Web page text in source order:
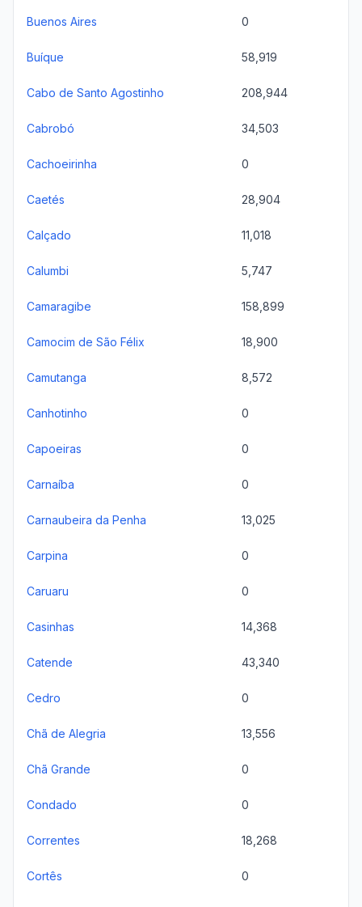
Buenos Aires 0
Buíque 58,919
Cabo de Santo Agostinho 208,944
Cabrobó 34,503
Cachoeirinha 0
Caetés 28,904
Calçado 11,018
Calumbi 5,747
Camaragibe 158,899
Camocim de São Félix 18,900
Camutanga 8,572
Canhotinho 0
Capoeiras 0
Carnaíba 0
Carnaubeira da Penha 13,025
Carpina 0
Caruaru 0
Casinhas 14,368
Catende 43,340
Cedro 0
Chã de Alegria 13,556
Chã Grande 0
Condado 0
Correntes 18,268
Cortês 0